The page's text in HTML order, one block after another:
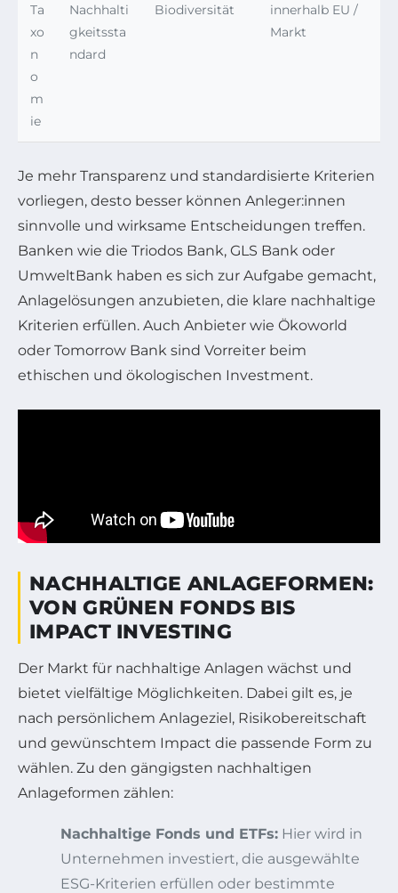
Ta
xo
n
o
m
ie
Nachhalti
gkeitssta
ndard
Biodiversität
innerhalb EU /
Markt
Je mehr Transparenz und standardisierte Kriterien
vorliegen, desto besser können Anleger:innen
sinnvolle und wirksame Entscheidungen treffen.
Banken wie die Triodos Bank, GLS Bank oder
UmweltBank haben es sich zur Aufgabe gemacht,
Anlagelösungen anzubieten, die klare nachhaltige
Kriterien erfüllen. Auch Anbieter wie Ökoworld
oder Tomorrow Bank sind Vorreiter beim
ethischen und ökologischen Investment.
NACHHALTIGE ANLAGEFORMEN:
VON GRÜNEN FONDS BIS
IMPACT INVESTING
Der Markt für nachhaltige Anlagen wächst und
bietet vielfältige Möglichkeiten. Dabei gilt es, je
nach persönlichem Anlageziel, Risikobereitschaft
und gewünschtem Impact die passende Form zu
wählen. Zu den gängigsten nachhaltigen
Anlageformen zählen:
Nachhaltige Fonds und ETFs: Hier wird in
Unternehmen investiert, die ausgewählte
ESG-Kriterien erfüllen oder bestimmte